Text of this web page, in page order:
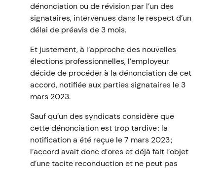
dénonciation ou de révision par l’un des
signataires, intervenues dans le respect d’un
délai de préavis de 3 mois.
Et justement, à l’approche des nouvelles
élections professionnelles, l’employeur
décide de procéder à la dénonciation de cet
accord, notifiée aux parties signataires le 3
mars 2023.
Sauf qu’un des syndicats considère que
cette dénonciation est trop tardive : la
notification a été reçue le 7 mars 2023 ;
l’accord avait donc d’ores et déjà fait l’objet
d’une tacite reconduction et ne peut pas